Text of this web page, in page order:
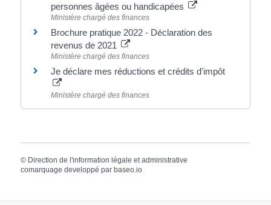
personnes âgées ou handicapées
Ministère chargé des finances
Brochure pratique 2022 - Déclaration des
revenus de 2021
Ministère chargé des finances
Je déclare mes réductions et crédits d'impôt
Ministère chargé des finances
© Direction de l'information légale et administrative
comarquage developpé par baseo.io